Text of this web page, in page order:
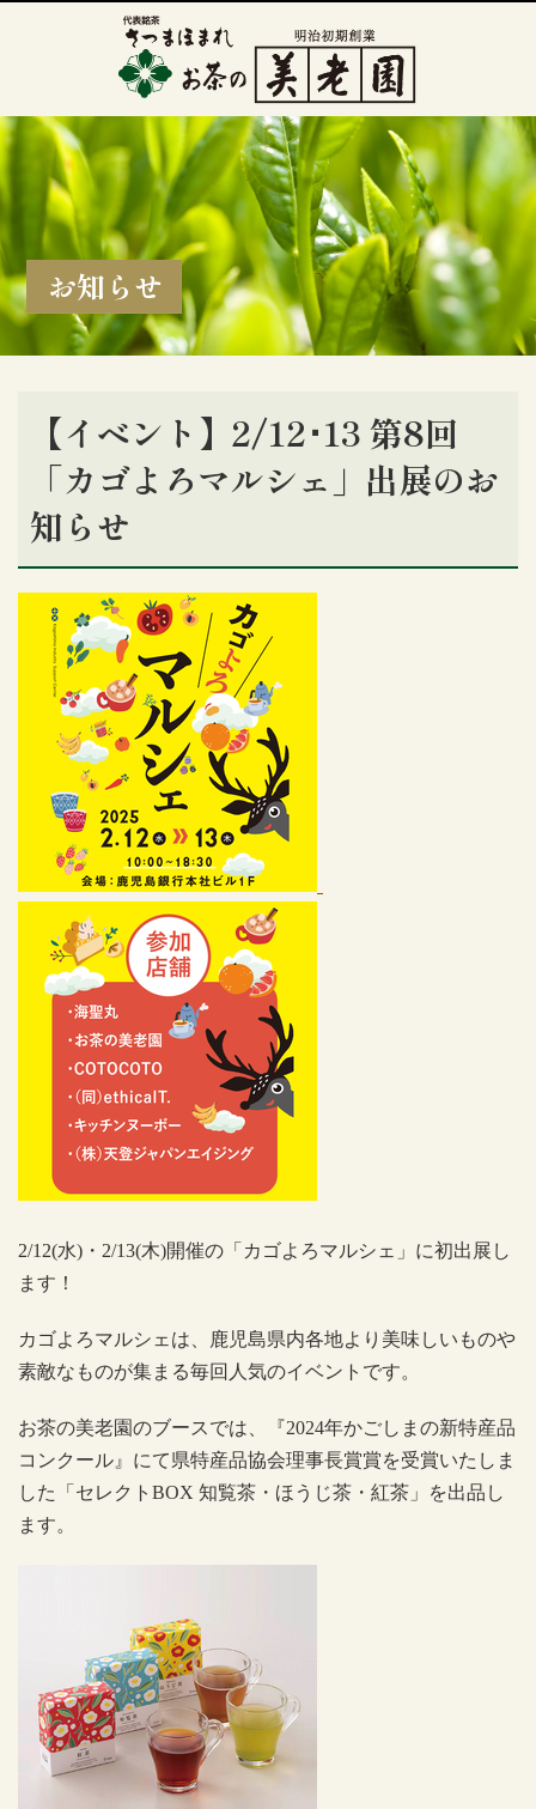
お知らせ
【イベント】2/12･13 第8回
「カゴよろマルシェ」出展のお
知らせ
2/12(水) ・ 2/13(木)開催の「カゴよろマルシェ」に初出展し
ます！
カゴよろマルシェは、
鹿児島県内各地より美味しいものや
素敵なものが集まる毎回人気のイベントです。
お茶の美老園のブースでは、『2024年かごしまの新特産品
コンクール』にて県特産品協会理事長賞賞を受賞いたしま
した「セレクト BOX 知覧茶・ほうじ茶・紅茶」を出品し
ます。